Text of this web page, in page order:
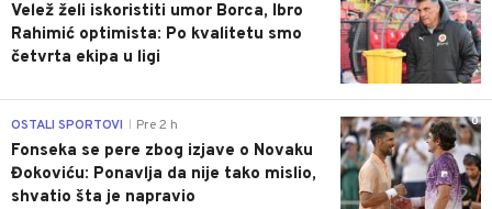
Velež želi iskoristiti umor Borca, Ibro
Rahimić optimista: Po kvalitetu smo
četvrta ekipa u ligi
0
OSTALI SPORTOVI Pre 2 h
Fonseka se pere zbog izjave o Novaku
Đokoviću: Ponavlja da nije tako mislio,
shvatio šta je napravio